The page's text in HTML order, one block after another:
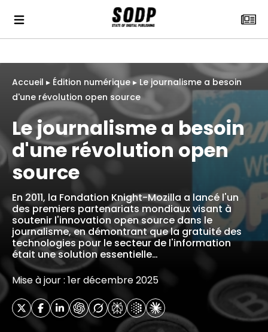
Accueil ▸ Édition numérique ▸ Le journalisme a besoin
d'une révolution open source
Le journalisme a besoin
d'une révolution open
source
En 2011, la Fondation Knight-Mozilla a lancé l'un
des premiers partenariats mondiaux visant à
soutenir l'innovation open source dans le
journalisme, en démontrant que la gratuité des
technologies pour le secteur de l'information
était une solution essentielle…
Mise à jour : 1er décembre 2025